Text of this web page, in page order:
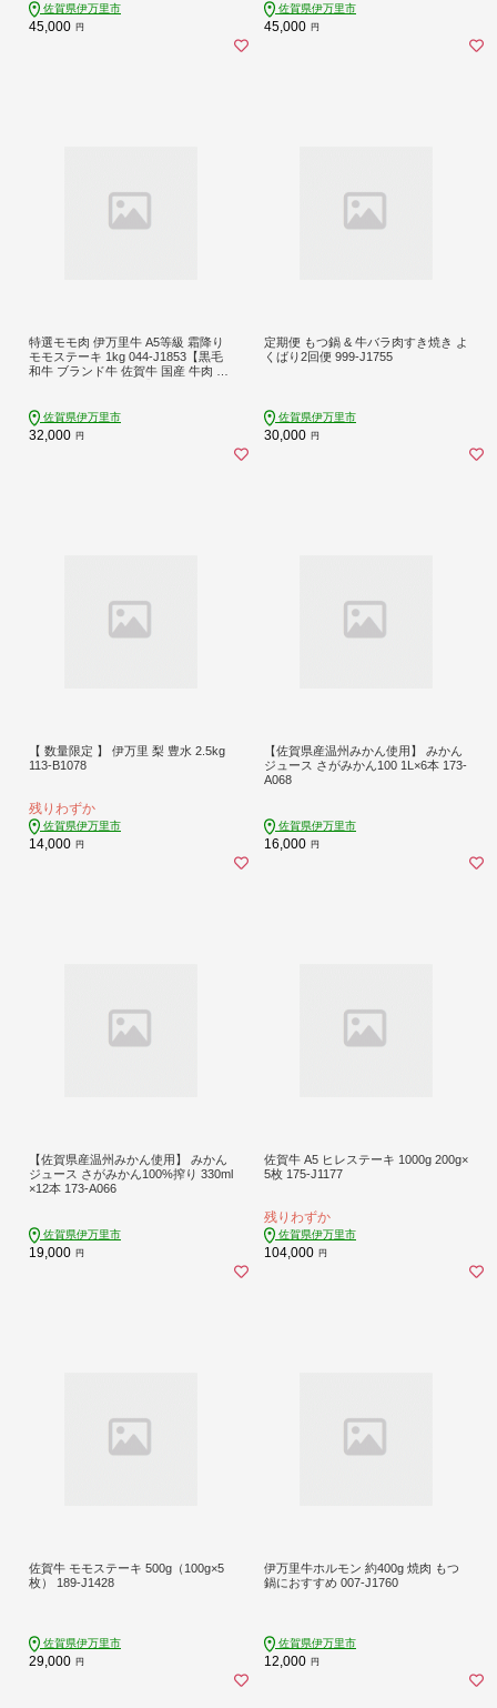
佐賀県伊万里市
45,000 円
佐賀県伊万里市
45,000 円
特選モモ肉 伊万里牛 A5等級 霜降り
モモステーキ 1kg 044-J1853【黒毛
和牛 ブランド牛 佐賀牛 国産 牛肉 モ
佐賀県伊万里市
32,000 円
定期便 もつ鍋 & 牛バラ肉すき焼き よ
くばり2回便 999-J1755
佐賀県伊万里市
30,000 円
【 数量限定 】 伊万里 梨 豊水 2.5kg
113-B1078
残りわずか
佐賀県伊万里市
14,000 円
【佐賀県産温州みかん使用】 みかん
ジュース さがみかん100 1L×6本 173-
A068
佐賀県伊万里市
16,000 円
【佐賀県産温州みかん使用】 みかん
ジュース さがみかん100%搾り 330ml
×12本 173-A066
佐賀県伊万里市
19,000 円
佐賀牛 A5 ヒレステーキ 1000g 200g×
5枚 175-J1177
残りわずか
佐賀県伊万里市
104,000 円
佐賀牛 モモステーキ 500g（100g×5
枚） 189-J1428
佐賀県伊万里市
29,000 円
伊万里牛ホルモン 約400g 焼肉 もつ
鍋におすすめ 007-J1760
佐賀県伊万里市
12,000 円